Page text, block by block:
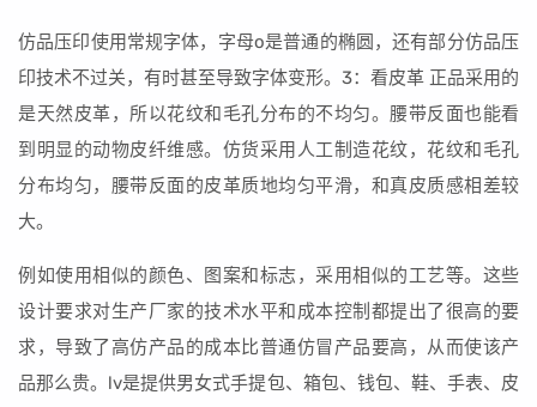
仿品压印使用常规字体，字母o是普通的椭圆，还有部分仿品压
印技术不过关，有时甚至导致字体变形。3：看皮革 正品采用的
是天然皮革，所以花纹和毛孔分布的不均匀。腰带反面也能看
到明显的动物皮纤维感。仿货采用人工制造花纹，花纹和毛孔
分布均匀，腰带反面的皮革质地均匀平滑，和真皮质感相差较
大。
例如使用相似的颜色、图案和标志，采用相似的工艺等。这些
设计要求对生产厂家的技术水平和成本控制都提出了很高的要
求，导致了高仿产品的成本比普通仿冒产品要高，从而使该产
品那么贵。lv是提供男女式手提包、箱包、钱包、鞋、手表、皮